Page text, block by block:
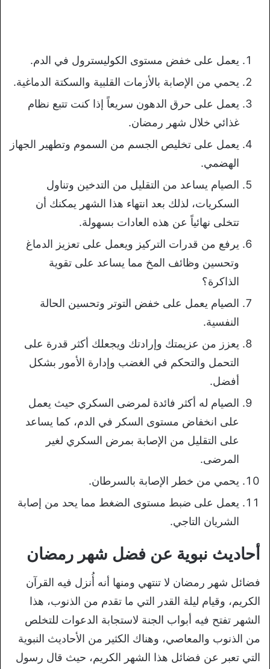
يعمل على خفض مستوى الكوليسترول في الدم.
يحمي من الإصابة بالأزمات القلبية والسكتة الدماغية.
يعمل على حرق الدهون سريعاً إذا كنت تتبع نظام
غذائي خلال شهر رمضان.
يعمل على تخليص الجسم من السموم وتطهير الجهاز
الهضمي.
الصيام يساعد من التقليل من التدخين وتناول
السكريات، لذلك بعد انتهاء هذا الشهر يمكنك أن
تتخلى نهائياً عن هذه العادات بسهولة.
يرفع من قدرات التركيز ويعمل على تعزيز الدماغ
وتحسين وظائف المخ مما يساعد على تقوية
الذاكرة؟
الصيام يعمل على خفض التوتر وتحسين الحالة
النفسية.
يعزز من عزيمتك وإرادتك ويجعلك أكثر قدرة على
التحمل والتحكم في الغضب وإدارة الأمور بشكل
أفضل.
الصيام له أكثر فائدة لمرضى السكري حيث يعمل
على انخفاض مستوى السكر في الدم، كما يساعد
على التقليل من الإصابة بمرض السكري لغير
المرضى.
يحمي من خطر الإصابة بالسرطان.
يعمل على ضبط مستوى الضغط مما يحد من إصابة
الشريان التاجي.
أحاديث نبوية عن فضل شهر رمضان
فضائل شهر رمضان لا تنتهي ومنها أنه أُنزل فيه القرآن
الكريم، وقيام ليلة القدر التي ما تقدم من الذنوب، هذا
الشهر تفتح فيه أبواب الجنة لاستجابة الدعوات للتخلص
من الذنوب والمعاصي، وهناك الكثير من الأحاديث النبوية
التي تعبر عن فضائل هذا الشهر الكريم، حيث قال رسول